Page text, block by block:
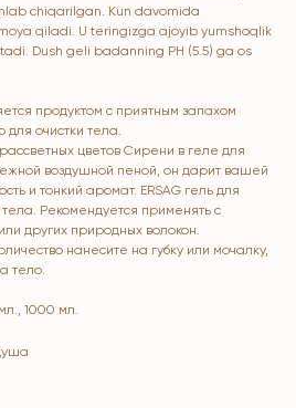
chiqarilgan. Kun davomida
qiladi. U teringizga ajoyib yumshoqlik
Dush geli badanning PH (5.5) ga os
продуктом с приятным запахом
очистки тела.
цветов Сирени в геле для
воздушной пеной, он дарит вашей
и тонкий аромат. ERSAG гель для
тела. Рекомендуется применять с
других природных волокон.
нанесите на губку или мочалку,
тело.
1000 мл.
va vitaminlar
va tana uchun
uchun
uchun
gigiyena